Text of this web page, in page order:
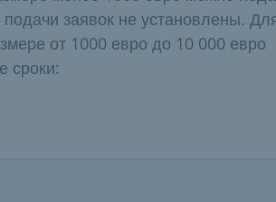
заявок не установлены.
от 1000 евро до 10 000 евро
сроки: